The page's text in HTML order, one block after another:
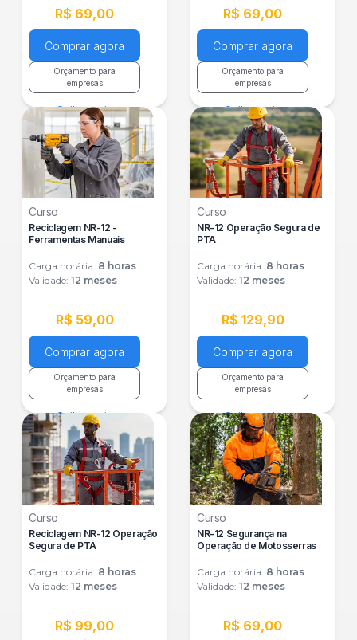
R$ 69,00
Comprar agora
Orçamento para
empresas
Saiba mais
R$ 69,00
Comprar agora
Orçamento para
empresas
Saiba mais
Curso
Reciclagem NR-12 -
Ferramentas Manuais
Carga horária: 8 horas
Validade: 12 meses
R$ 59,00
Comprar agora
Orçamento para
empresas
Saiba mais
Curso
NR-12 Operação Segura de
PTA
Carga horária: 8 horas
Validade: 12 meses
R$ 129,90
Comprar agora
Orçamento para
empresas
Saiba mais
Curso
Reciclagem NR-12 Operação
Segura de PTA
Carga horária: 8 horas
Validade: 12 meses
R$ 99,00
Curso
NR-12 Segurança na
Operação de Motosserras
Carga horária: 8 horas
Validade: 12 meses
R$ 69,00